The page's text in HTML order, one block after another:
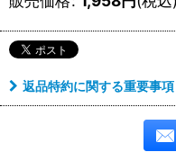
返品特約に関する重要事項